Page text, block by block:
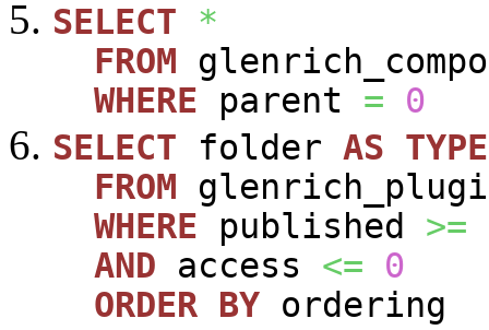
SELECT
*
FROM
WHERE parent =
0
SELECT folder AS TYPE
FROM
WHERE published >=
AND access <=
0
ORDER BY ordering